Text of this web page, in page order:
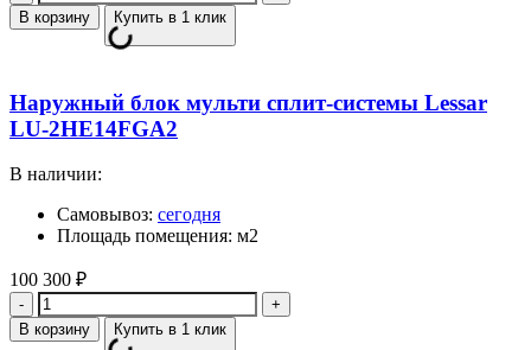
В корзину Купить в 1 клик
Наружный блок мульти сплит-системы Lessar
LU-2HE14FGA2
В наличии:
Самовывоз: сегодня
Площадь помещения: м2
100 300 ₽
Количество
В корзину Купить в 1 клик